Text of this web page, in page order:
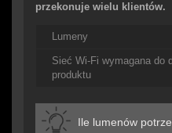
przekonuje wielu klientów.
Lumeny
Sieć Wi-Fi wymagana do
produktu
Ile lumenów